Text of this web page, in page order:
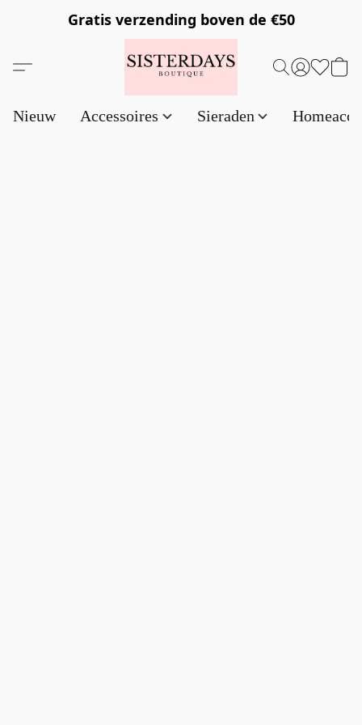
Gratis verzending boven de €50
Nieuw Accessoires Sieraden